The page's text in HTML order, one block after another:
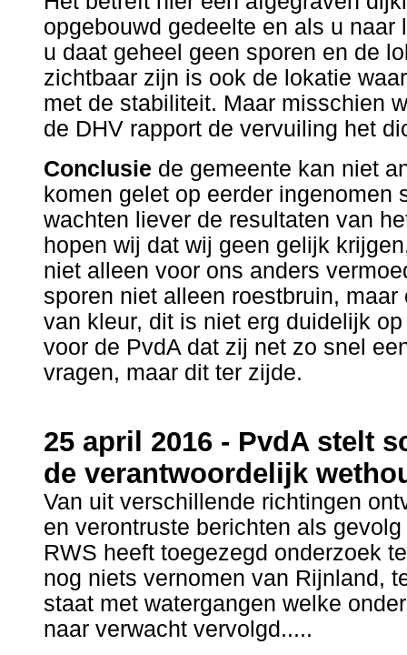
opgebouwd gedeelte en als u
u daat geheel geen sporen en de
zichtbaar zijn is ook de lokatie
met de stabiliteit. Maar misschien
de DHV rapport de vervuiling het
Conclusie de gemeente kan niet
komen gelet op eerder ingenomen
wachten liever de resultaten van
hopen wij dat wij geen gelijk
niet alleen voor ons anders
sporen niet alleen roestbruin,
van kleur, dit is niet erg duidelijk
voor de PvdA dat zij net zo snel
vragen, maar dit ter zijde.
25 april 2016 - PvdA stelt
de verantwoordelijk
Van uit verschillende richtingen
en verontruste berichten als
RWS heeft toegezegd onderzoek
nog niets vernomen van Rijnland,
staat met watergangen welke
naar verwacht vervolgd.....